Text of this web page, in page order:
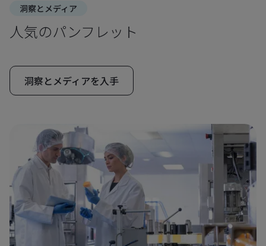
洞察とメディア
人気のパンフレット
洞察とメディアを入手